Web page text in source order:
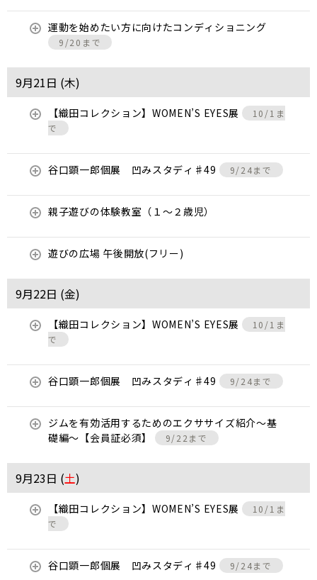
運動を始めたい方に向けたコンディショニング
9/20まで
9月21日 (木)
【織田コレクション】WOMEN’S EYES展
10/1ま
で
谷口顕一郎個展 凹みスタディ♯49 9/24まで
親子遊びの体験教室（１～２歳児）
遊びの広場 午後開放(フリー)
9月22日 (金)
【織田コレクション】WOMEN’S EYES展
10/1ま
で
谷口顕一郎個展 凹みスタディ♯49 9/24まで
ジムを有効活用するためのエクササイズ紹介〜基
礎編〜【会員証必須】
9/22まで
9月23日 (土)
【織田コレクション】WOMEN’S EYES展
10/1ま
で
谷口顕一郎個展 凹みスタディ♯49 9/24まで